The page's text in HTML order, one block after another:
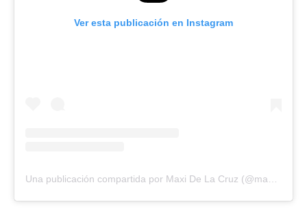
Ver esta publicación en Instagram